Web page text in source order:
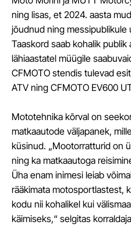
ning lisas, et 2024. aasta
jõudnud ning messipublikule
Taaskord saab kohalik
lähiaastatel müügile
CFMOTO stendis tulevad
ATV ning CFMOTO EV600
Mototehnika kõrval on
matkaautode väljapanek,
küsinud. „Mootorratturid on
ning ka matkaautoga
Üha enam inimesi leiab
rääkimata motosportlastest,
kodu nii kohalikel kui
käimiseks,“ selgitas